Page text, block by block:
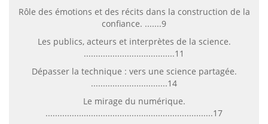
Rôle des émotions et des récits dans la construction de la
confiance. .......9
Les publics, acteurs et interprètes de la science.
......................................11
Dépasser la technique : vers une science partagée.
................................14
Le mirage du numérique.
......................................................................17